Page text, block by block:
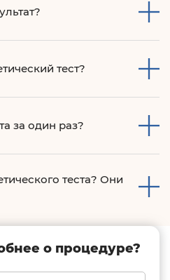
мазок с внутренней
от 3 до 4 недель.
тест?
за один раз?
пациентов так и поступает,
теста? Они
набором геном. Лучше
терапевту, а доктор
о процедуре?